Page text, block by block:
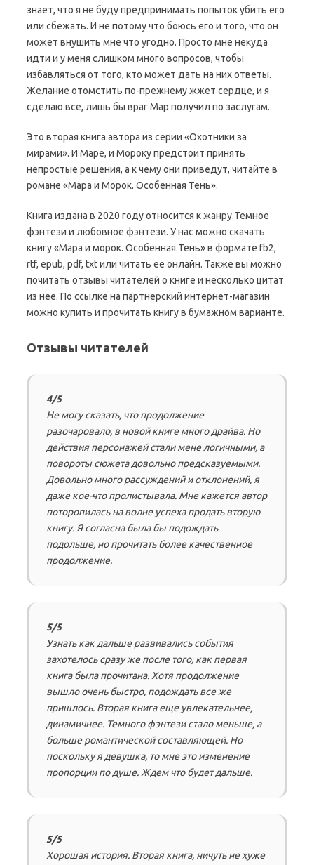
знает, что я не буду предпринимать попыток убить его
или сбежать. И не потому что боюсь его и того, что он
может внушить мне что угодно. Просто мне некуда
идти и у меня слишком много вопросов, чтобы
избавляться от того, кто может дать на них ответы.
Желание отомстить по-прежнему жжет сердце, и я
сделаю все, лишь бы враг Мар получил по заслугам.
Это вторая книга автора из серии «Охотники за
мирами». И Маре, и Мороку предстоит принять
непростые решения, а к чему они приведут, читайте в
романе «Мара и Морок. Особенная Тень».
Книга издана в 2020 году относится к жанру Темное
фэнтези и любовное фэнтези. У нас можно скачать
книгу «Мара и морок. Особенная Тень» в формате fb2,
rtf, epub, pdf, txt или читать ее онлайн. Также вы можно
почитать отзывы читателей о книге и несколько цитат
из нее. По ссылке на партнерский интернет-магазин
можно купить и прочитать книгу в бумажном варианте.
Отзывы читателей
4/5
Не могу сказать, что продолжение
разочаровало, в новой книге много драйва. Но
действия персонажей стали мене логичными, а
повороты сюжета довольно предсказуемыми.
Довольно много рассуждений и отклонений, я
даже кое-что пролистывала. Мне кажется автор
поторопилась на волне успеха продать вторую
книгу. Я согласна была бы подождать
подольше, но прочитать более качественное
продолжение.
5/5
Узнать как дальше развивались события
захотелось сразу же после того, как первая
книга была прочитана. Хотя продолжение
вышло очень быстро, подождать все же
пришлось. Вторая книга еще увлекательнее,
динамичнее. Темного фэнтези стало меньше, а
больше романтической составляющей. Но
поскольку я девушка, то мне это изменение
пропорции по душе. Ждем что будет дальше.
5/5
Хорошая история. Вторая книга, ничуть не хуже